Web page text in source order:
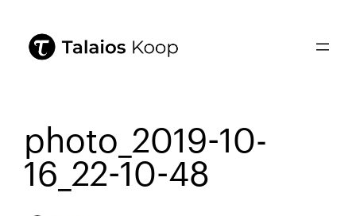
photo_2019-10-
16_22-10-48